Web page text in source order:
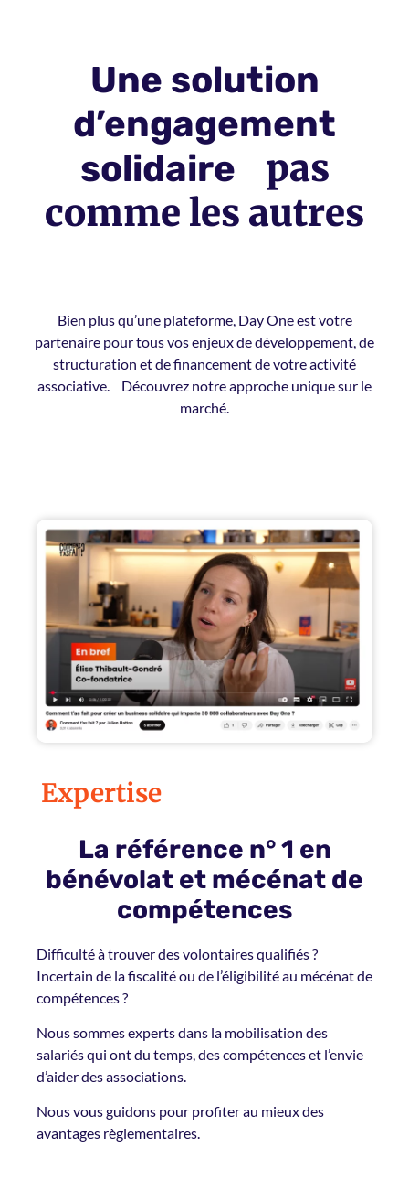
Une solution
d’engagement
solidaire pas
comme les autres
Bien plus qu’une plateforme, Day One est votre
partenaire pour tous vos enjeux de développement, de
structuration et de financement de votre activité
associative. Découvrez notre approche unique sur le
marché.
Expertise
La référence n° 1 en
bénévolat et mécénat de
compétences
Difficulté à trouver des volontaires qualifiés ?
Incertain de la fiscalité ou de l’éligibilité au mécénat de
compétences ?
Nous sommes experts dans la mobilisation des
salariés qui ont du temps, des compétences et l’envie
d’aider des associations.
Nous vous guidons pour profiter au mieux des
avantages règlementaires.